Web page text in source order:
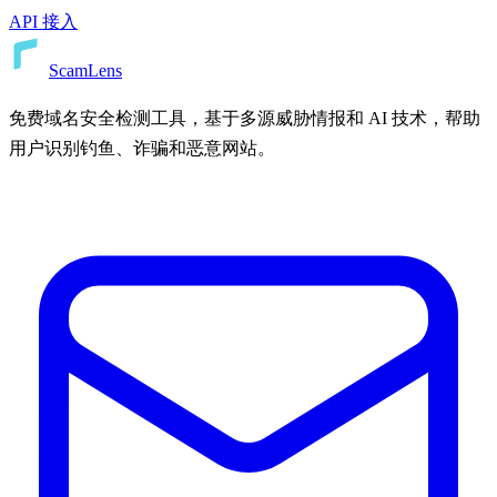
API 接入
ScamLens
免费域名安全检测工具，基于多源威胁情报和 AI 技术，帮助
用户识别钓鱼、诈骗和恶意网站。